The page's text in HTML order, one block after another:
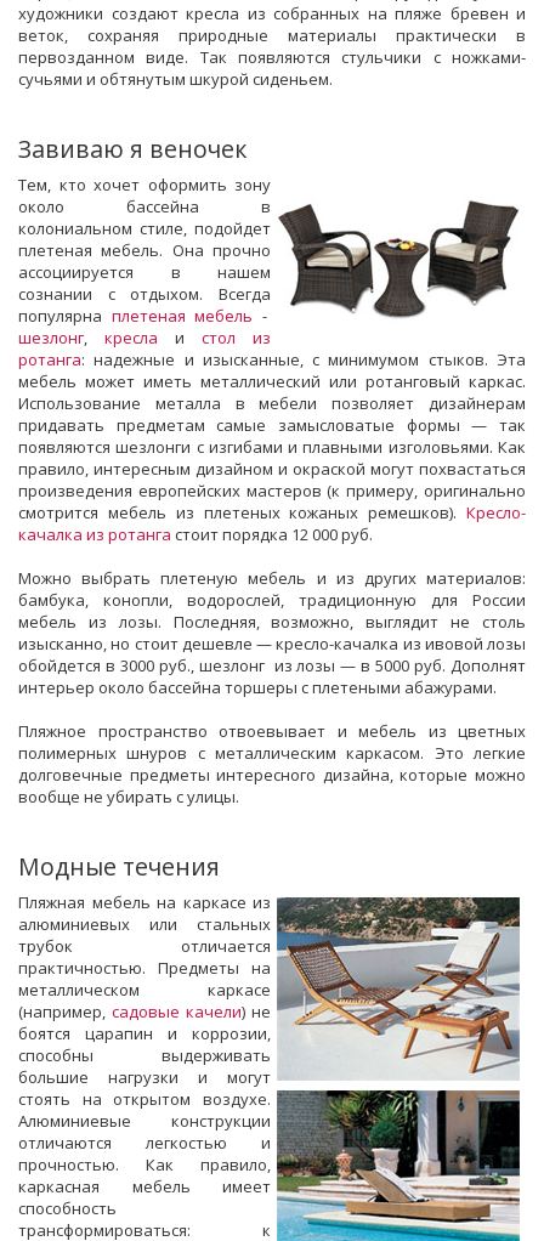
художники создают кресла из собранных на пляже бревен и
веток, сохраняя природные материалы практически в
первозданном виде. Так появляются стульчики с ножками-
сучьями и обтянутым шкурой сиденьем.
Завиваю я веночек
Тем, кто хочет оформить зону
около бассейна в
колониальном стиле, подойдет
плетеная мебель. Она прочно
ассоциируется в нашем
сознании с отдыхом. Всегда
популярна плетеная мебель -
шезлонг, кресла и стол из
ротанга: надежные и изысканные, с минимумом стыков. Эта
мебель может иметь металлический или ротанговый каркас.
Использование металла в мебели позволяет дизайнерам
придавать предметам самые замысловатые формы — так
появляются шезлонги с изгибами и плавными изголовьями. Как
правило, интересным дизайном и окраской могут похвастаться
произведения европейских мастеров (к примеру, оригинально
смотрится мебель из плетеных кожаных ремешков). Кресло-
качалка из ротанга стоит порядка 12 000 руб.
Можно выбрать плетеную мебель и из других материалов:
бамбука, конопли, водорослей, традиционную для России
мебель из лозы. Последняя, возможно, выглядит не столь
изысканно, но стоит дешевле — кресло-качалка из ивовой лозы
обойдется в 3000 руб., шезлонг из лозы — в 5000 руб. Дополнят
интерьер около бассейна торшеры с плетеными абажурами.
Пляжное пространство отвоевывает и мебель из цветных
полимерных шнуров с металлическим каркасом. Это легкие
долговечные предметы интересного дизайна, которые можно
вообще не убирать с улицы.
Модные течения
Пляжная мебель на каркасе из
алюминиевых или стальных
трубок отличается
практичностью. Предметы на
металлическом каркасе
(например, садовые качели) не
боятся царапин и коррозии,
способны выдерживать
большие нагрузки и могут
стоять на открытом воздухе.
Алюминиевые конструкции
отличаются легкостью и
прочностью. Как правило,
каркасная мебель имеет
способность
трансформироваться: к